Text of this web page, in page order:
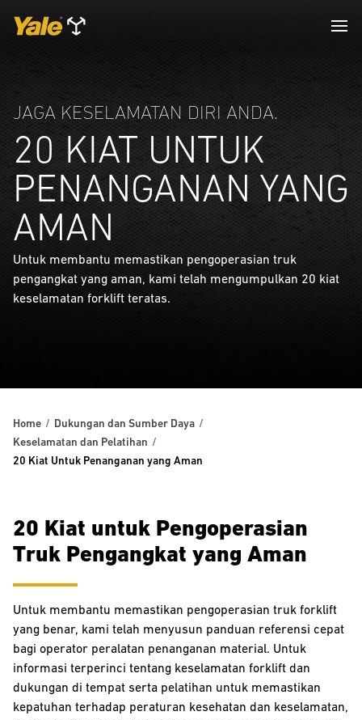
JAGA KESELAMATAN DIRI ANDA.
20 KIAT UNTUK
PENANGANAN YANG
AMAN
Untuk membantu memastikan pengoperasian truk
pengangkat yang aman, kami telah mengumpulkan 20 kiat
keselamatan forklift teratas.
Home
Dukungan dan Sumber Daya
Keselamatan dan Pelatihan
20 Kiat Untuk Penanganan yang Aman
20 Kiat untuk Pengoperasian
Truk Pengangkat yang Aman
Untuk membantu memastikan pengoperasian truk forklift
yang benar, kami telah menyusun panduan referensi cepat
bagi operator peralatan penanganan material. Untuk
informasi terperinci tentang keselamatan forklift dan
dukungan di tempat serta pelatihan untuk memastikan
kepatuhan terhadap peraturan kesehatan dan keselamatan,